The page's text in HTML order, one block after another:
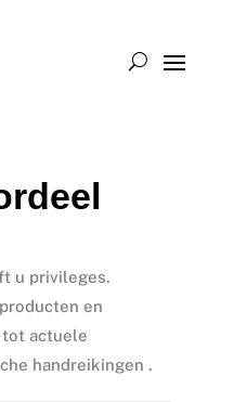
u privileges.
en
actuele
handreikingen .